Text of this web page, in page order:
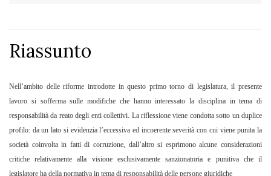
Riassunto
Nell’ambito delle riforme introdotte in questo primo torno di legislatura, il presente
lavoro si sofferma sulle modifiche che hanno interessato la disciplina in tema di
responsabilità da reato degli enti collettivi. La riflessione viene condotta sotto un duplice
profilo: da un lato si evidenzia l’eccessiva ed incoerente severità con cui viene punita la
società coinvolta in fatti di corruzione, dall’altro si esprimono alcune considerazioni
critiche relativamente alla visione esclusivamente sanzionatoria e punitiva che il
legislatore ha della normativa in tema di responsabilità delle persone giuridiche